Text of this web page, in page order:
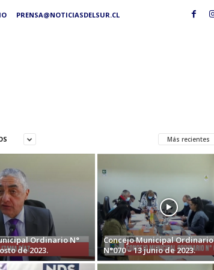
PRENSA@NOTICIASDELSUR.CL
Más recientes
Ordinario N°
de 2023.
Concejo Municipal Ordinario
N°070 – 13 junio de 2023.